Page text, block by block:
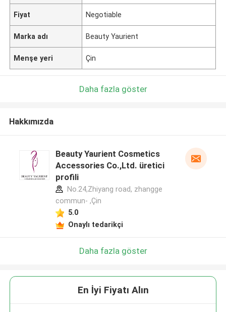
Fiyat Negotiable
Marka adı Beauty Yaurient
Menşe yeri Çin
Daha fazla göster
Hakkımızda
Beauty Yaurient Cosmetics
Accessories Co.,Ltd. üretici
profili
No.24,Zhiyang road, zhangge
commun- ,Çin
5.0
Onaylı tedarikçi
Daha fazla göster
En İyi Fiyatı Alın